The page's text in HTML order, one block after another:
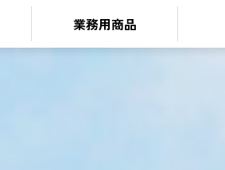
業務用商品